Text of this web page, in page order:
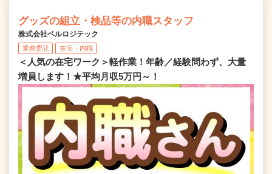
グッズの組立・検品等の内職スタッフ
株式会社ベルロジテック
業務委託 在宅・内職
＜人気の在宅ワーク＞軽作業！年齢／経験問わず、大量
増員します！★平均月収5万円～！